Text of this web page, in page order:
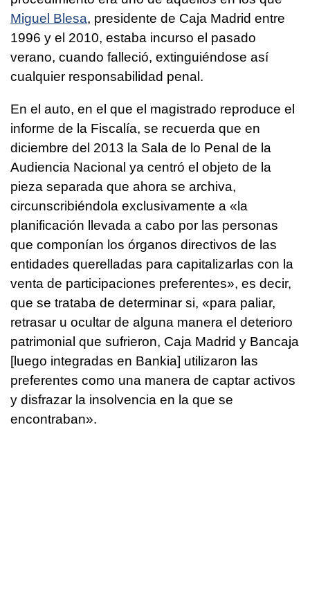
Miguel Blesa, presidente de Caja Madrid entre
1996 y el 2010, estaba incurso el pasado
verano, cuando falleció, extinguiéndose así
cualquier responsabilidad penal.
En el auto, en el que el magistrado reproduce el
informe de la Fiscalía, se recuerda que en
diciembre del 2013 la Sala de lo Penal de la
Audiencia Nacional ya centró el objeto de la
pieza separada que ahora se archiva,
circunscribiéndola exclusivamente a «la
planificación llevada a cabo por las personas
que componían los órganos directivos de las
entidades querelladas para capitalizarlas con la
venta de participaciones preferentes», es decir,
que se trataba de determinar si, «para paliar,
retrasar u ocultar de alguna manera el deterioro
patrimonial que sufrieron, Caja Madrid y Bancaja
[luego integradas en Bankia] utilizaron las
preferentes como una manera de captar activos
y disfrazar la insolvencia en la que se
encontraban».